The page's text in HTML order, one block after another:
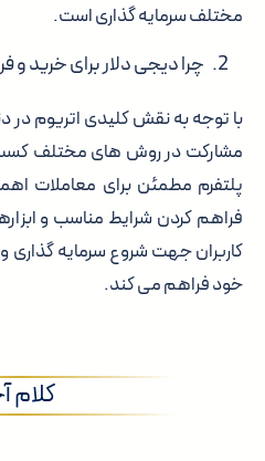
مختلف سرمایه گذاری است.
چرا دیجی دلار برای خرید
با توجه به نقش کلیدی اتریوم در
مشارکت در روش های مختلف کسب
پلتفرم مطمئن برای معاملات
فراهم کردن شرایط مناسب و
کاربران جهت شروع سرمایه گذاری
خود فراهم می کند.
کلام